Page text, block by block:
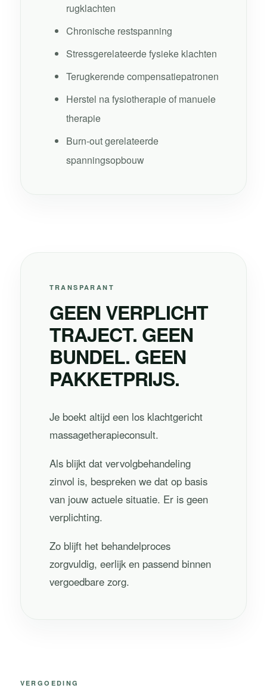
rugklachten
Chronische restspanning
Stressgerelateerde fysieke klachten
Terugkerende compensatiepatronen
Herstel na fysiotherapie of manuele
therapie
Burn-out gerelateerde
spanningsopbouw
TRANSPARANT
GEEN VERPLICHT
TRAJECT. GEEN
BUNDEL. GEEN
PAKKETPRIJS.
Je boekt altijd een los klachtgericht
massagetherapieconsult.
Als blijkt dat vervolgbehandeling
zinvol is, bespreken we dat op basis
van jouw actuele situatie. Er is geen
verplichting.
Zo blijft het behandelproces
zorgvuldig, eerlijk en passend binnen
vergoedbare zorg.
VERGOEDING